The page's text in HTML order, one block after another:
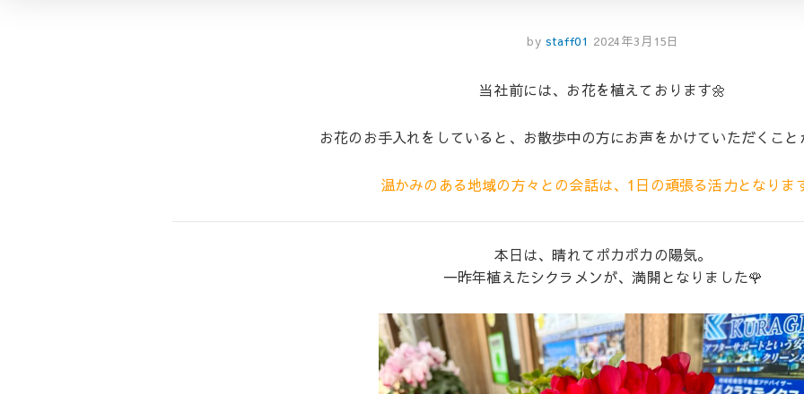
by staff01 2024年3月15日
当社前には、お花を植えております🌼
お花のお手入れをしていると、お散歩中の方にお声をかけていただくこ
温かみのある地域の方々との会話は、1日の頑張る活力となりま
本日は、晴れてポカポカの陽気。
一昨年植えたシクラメンが、満開となりました🌹